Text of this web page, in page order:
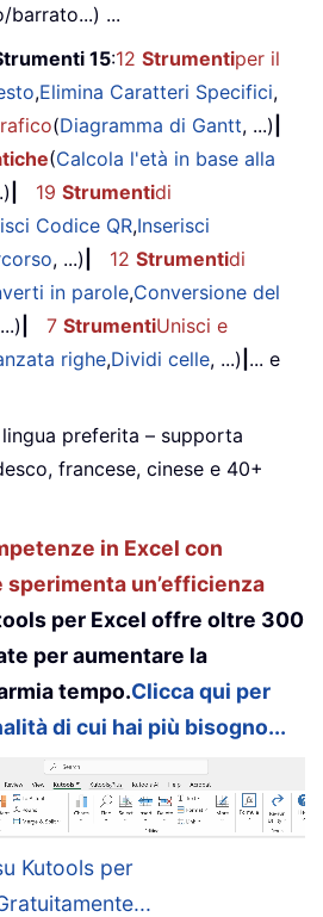
barrato...) ...
15:12 Strumentiper il
,Elimina Caratteri Specifici,
(Diagramma di Gantt, ...)
(Calcola l'età in base alla
19 Strumentidi
Codice QR,Inserisci
, ...) 12 Strumentidi
in parole,Conversione del
7 StrumentiUnisci e
righe,Dividi celle, ...) ... e
preferita – supporta
francese, cinese e 40+
in Excel con
sperimenta un’efficienza
per Excel offre oltre 300
per aumentare la
tempo.Clicca qui per
di cui hai più bisogno...
Kutools per